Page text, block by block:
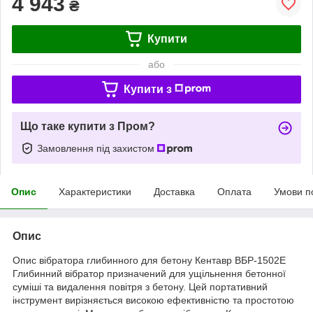
₴
Купити
або
Купити з
Що таке купити з Пром?
Замовлення під захистом
Опис Характеристики Доставка Оплата Умови
Опис
Опис вібратора глибинного для бетону Кентавр ВБР-1502Е
Глибинний вібратор призначений для ущільнення бетонної
суміші та видалення повітря з бетону. Цей портативний
інструмент вирізняється високою ефективністю та простотою